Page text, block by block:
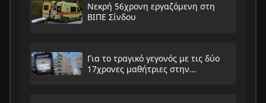
Νεκρή 56χρονη εργαζόμενη στη
ΒΙΠΕ Σίνδου
Για το τραγικό γεγονός με τις δύο
17χρονες μαθήτριες στην